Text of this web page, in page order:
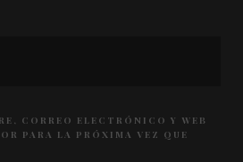
CORREO ELECTRÓNICO Y WEB
PARA LA PRÓXIMA VEZ QUE